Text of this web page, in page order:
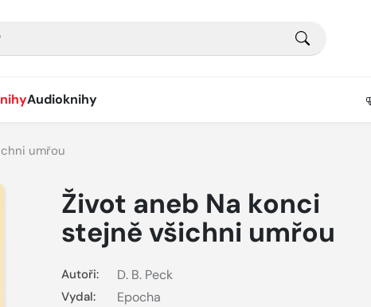
Audioknihy
umřou
Život aneb Na konci
stejně všichni umřou
Autoři: D. B. Peck
Vydal: Epocha